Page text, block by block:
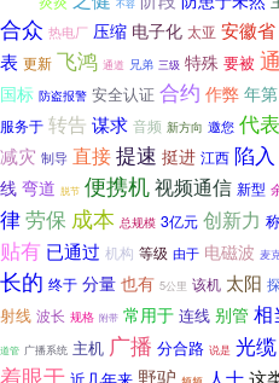
不容
合众 热电厂 压缩 电子化 太亚 安徽省
表 更新 飞鸿 通道 兄弟 三级 特殊 要被
国标 防盗报警 安全认证 合约 作弊 年第
服务于 转告 谋求 音频 新方向 邀您 代
减灾 制导 直接提速 挺进 江西 陷入
线 弯道 脱节 便携机视频通信 新型
律劳保 成本 总规模 3亿元 创新力
贴有 已通过 机构 等级 由于 电磁波 麦
长的 终于 分量 也有 5公里 该机 太阳
射线 波长 规格 附带 常用于 连线 别管 相
道管 广播系统 主机 广播 分合路 说是 光缆
着眼于 人士这